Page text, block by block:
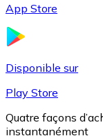
App Store
Disponible sur
Play Store
Quatre façons
instantanément